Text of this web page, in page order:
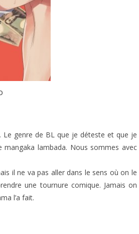
genre de BL que je déteste et que je
lambada. Nous sommes avec
il ne va pas aller dans le sens où on le
une tournure comique. Jamais on
l’a fait.